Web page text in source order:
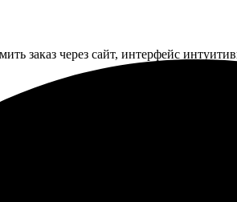
заказ через сайт, интерфейс
у них, и всё прошло легко. Процесс